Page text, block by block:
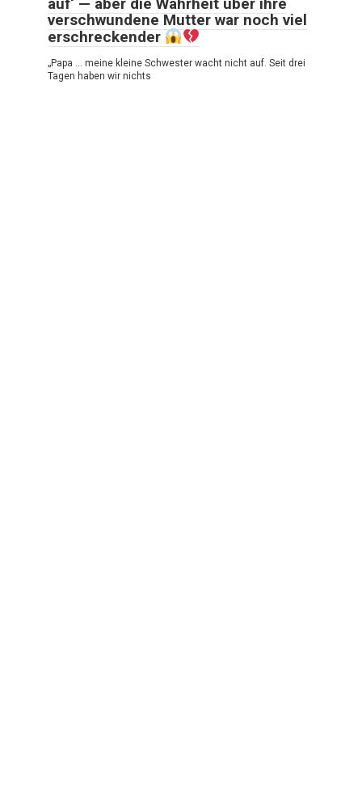
verschwundene Mutter war noch viel
erschreckender
„Papa … meine kleine Schwester wacht nicht auf. Seit drei
Tagen haben wir nichts